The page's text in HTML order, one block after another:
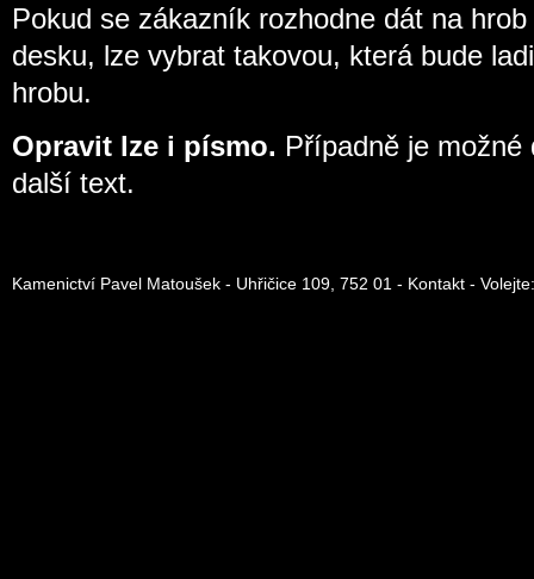
Pokud se zákazník rozhodne dát na
desku, lze vybrat takovou, která bude
hrobu.
Opravit lze i písmo. Případně je možné
další text.
Kamenictví Pavel Matoušek - Uhřičice 109, 752 01 - Kontakt -